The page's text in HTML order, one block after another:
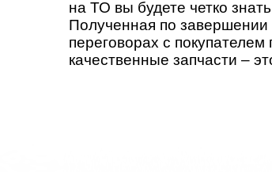
на ТО вы будете четко
Полученная по
переговорах с
качественные запчасти –